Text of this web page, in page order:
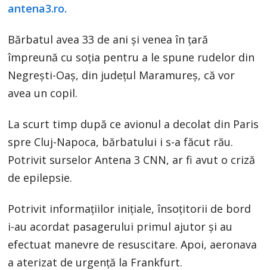
antena3.ro.
Bărbatul avea 33 de ani și venea în țară
împreună cu soția pentru a le spune rudelor din
Negrești-Oaș, din județul Maramureș, că vor
avea un copil.
La scurt timp după ce avionul a decolat din Paris
spre Cluj-Napoca, bărbatului i s-a făcut rău.
Potrivit surselor Antena 3 CNN, ar fi avut o criză
de epilepsie.
Potrivit informațiilor inițiale, însoțitorii de bord
i-au acordat pasagerului primul ajutor și au
efectuat manevre de resuscitare. Apoi, aeronava
a aterizat de urgență la Frankfurt.